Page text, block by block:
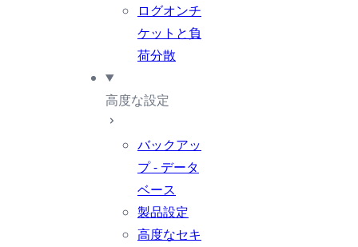
ログオンチ
ケットと負
荷分散
高度な設定
バックアッ
プ - データ
ベース
製品設定
高度なセキ